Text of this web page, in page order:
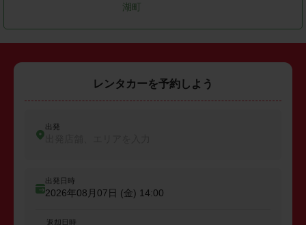
湖町
レンタカーを予約しよう
出発
出発日時
2026年08月07日 (金) 14:00
返却日時